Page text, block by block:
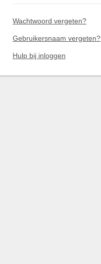
Wachtwoord vergeten?
Gebruikersnaam vergeten?
Hulp bij inloggen